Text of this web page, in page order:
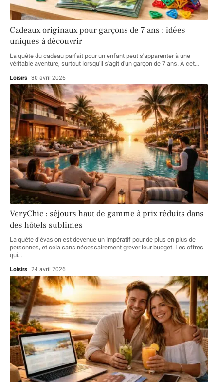
Cadeaux originaux pour garçons de 7 ans : idées
uniques à découvrir
La quête du cadeau parfait pour un enfant peut s'apparenter à une
véritable aventure, surtout lorsqu'il s'agit d'un garçon de 7 ans. À cet…
Loisirs 30 avril 2026
VeryChic : séjours haut de gamme à prix réduits dans
des hôtels sublimes
La quête d’évasion est devenue un impératif pour de plus en plus de
personnes, et cela sans nécessairement grever leur budget. Les offres
qui…
Loisirs 24 avril 2026